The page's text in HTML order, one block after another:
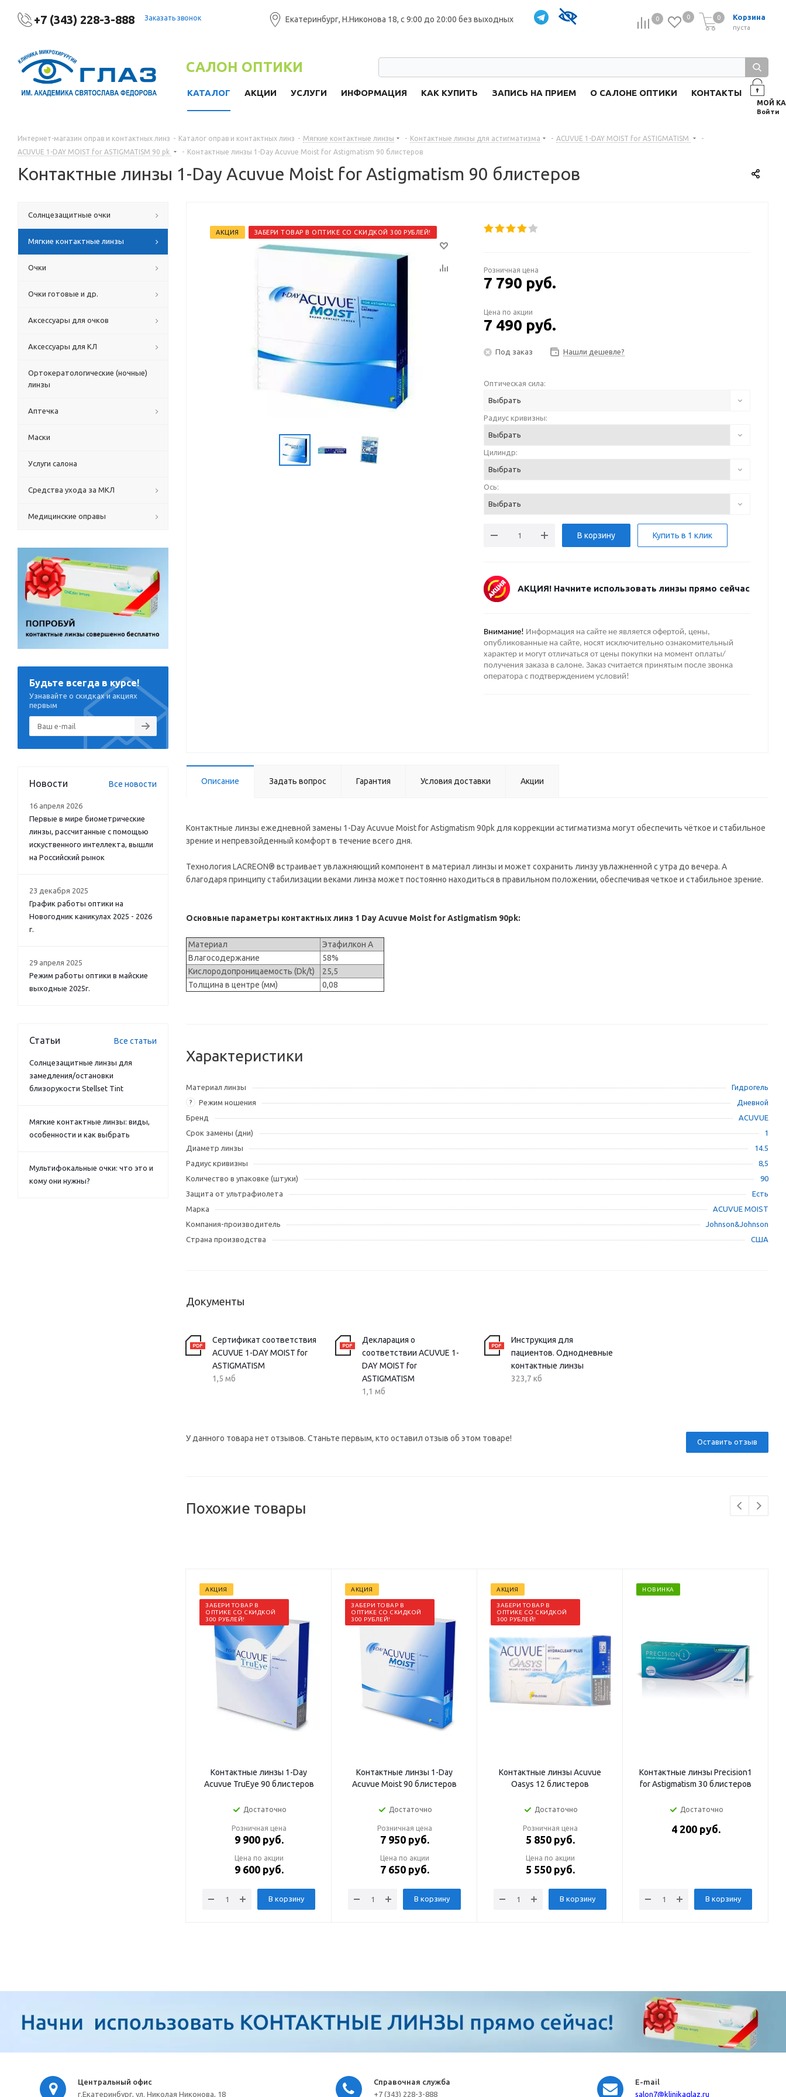
+7 (343) 228-3-888 Заказать звонок Екатеринбург, Н.Никонова 18, с 9:00 до 20:00 без выходных 0 0 Корзина
0
пуста
0
САЛОН ОПТИКИ
КАТАЛОГ АКЦИИ УСЛУГИ ИНФОРМАЦИЯ КАК КУПИТЬ ЗАПИСЬ НА ПРИЕМ О САЛОНЕ ОПТИКИ КОНТАКТЫ
Войти
Интернет-магазин оправ и контактных линз - Каталог оправ и контактных линз - Мягкие контактные линзы - Контактные линзы для астигматизма - ACUVUE 1-DAY MOIST for ASTIGMATISM
-
ACUVUE 1-DAY MOIST for ASTIGMATISM 90 pk
- Контактные линзы 1-Day Acuvue Moist for Astigmatism 90 блистеров
Контактные линзы 1-Day Acuvue Moist for Astigmatism 90 блистеров
АКЦИЯ ЗАБЕРИ ТОВАР В ОПТИКЕ СО СКИДКОЙ 300 РУБЛЕЙ!
Розничная цена
7 790 руб.
Цена по акции
7 490 руб.
Под заказ Нашли дешевле?
Оптическая сила:
Выбрать
Радиус кривизны:
Выбрать
Цилиндр:
Выбрать
Ось:
Выбрать
В корзину Купить в 1 клик
АКЦИЯ! Начните использовать линзы прямо сейчас
Внимание! Информация на сайте не является офертой, цены,
опубликованные на сайте, носят исключительно ознакомительный
характер и могут отличаться от цены покупки на момент оплаты/
получения заказа в салоне. Заказ считается принятым после звонка
оператора с подтверждением условий!
Описание Задать вопрос Гарантия Условия доставки Акции
Контактные линзы ежедневной замены 1-Day Acuvue Moist for Astigmatism 90pk для коррекции астигматизма могут обеспечить чёткое и стабильное
зрение и непревзойденный комфорт в течение всего дня.
Технология LACREON® встраивает увлажняющий компонент в материал линзы и может сохранить линзу увлажненной с утра до вечера. А
благодаря принципу стабилизации веками линза может постоянно находиться в правильном положении, обеспечивая четкое и стабильное зрение.
Основные параметры контактных линз 1 Day Acuvue Moist for Astigmatism 90pk:
Материал
Этафилкон А
Влагосодержание
58%
Кислородопроницаемость (Dk/t)
25,5
Толщина в центре (мм)
0,08
Характеристики
Материал линзы Гидрогель
? Режим ношения
Дневной
Бренд
ACUVUE
Срок замены (дни)
1
Диаметр линзы
14.5
Радиус кривизны
8,5
Количество в упаковке (штуки)
90
Защита от ультрафиолета
Есть
Марка
ACUVUE MOIST
Компания-производитель
Johnson&Johnson
Страна производства
США
Документы
Сертификат соответствия
ACUVUE 1-DAY MOIST for
ASTIGMATISM
1,5 мб
Декларация о
соответствии ACUVUE 1-
DAY MOIST for
ASTIGMATISM
1,1 мб
Инструкция для
пациентов. Однодневные
контактные линзы
323,7 кб
Оставить отзыв
У данного товара нет отзывов. Станьте первым, кто оставил отзыв об этом товаре!
Похожие товары
АКЦИЯ
ЗАБЕРИ ТОВАР В
ОПТИКЕ СО СКИДКОЙ
300 РУБЛЕЙ!
Контактные линзы 1-Day
Acuvue TruEye 90 блистеров
Достаточно
Розничная цена
9 900руб.
Цена по акции
9 600руб.
В корзину
АКЦИЯ
ЗАБЕРИ ТОВАР В
ОПТИКЕ СО СКИДКОЙ
300 РУБЛЕЙ!
Контактные линзы 1-Day
Acuvue Moist 90 блистеров
Достаточно
Розничная цена
7 950руб.
Цена по акции
7 650руб.
В корзину
АКЦИЯ
ЗАБЕРИ ТОВАР В
ОПТИКЕ СО СКИДКОЙ
300 РУБЛЕЙ!
Контактные линзы Acuvue
Oasys 12 блистеров
Достаточно
Розничная цена
5 850руб.
Цена по акции
5 550руб.
В корзину
НОВИНКА
Контактные линзы Precision1
for Astigmatism 30 блистеров
Достаточно
4 200руб.
В корзину
Солнцезащитные очки
Мягкие контактные линзы
Очки
Очки готовые и др.
Аксессуары для очков
Аксессуары для КЛ
Ортокератологические (ночные)
линзы
Аптечка
Маски
Услуги салона
Средства ухода за МКЛ
Медицинские оправы
Будьте всегда в курсе!
Узнавайте о скидках и акциях
первым
Новости Все новости
16 апреля 2026
Первые в мире биометрические
линзы, рассчитанные с помощью
искуственного интеллекта, вышли
на Российский рынок
23 декабря 2025
График работы оптики на
Новогодник каникулах 2025 - 2026
г.
29 апреля 2025
Режим работы оптики в майские
выходные 2025г.
Статьи Все статьи
Солнцезащитные линзы для
замедления/остановки
близорукости Stellset Tint
Мягкие контактные линзы: виды,
особенности и как выбрать
Мультифокальные очки: что это и
кому они нужны?
Центральный офис
г.Екатеринбург, ул. Николая Никонова, 18
Справочная служба
+7 (343) 228-3-888
E-mail
salon7@klinikaglaz.ru